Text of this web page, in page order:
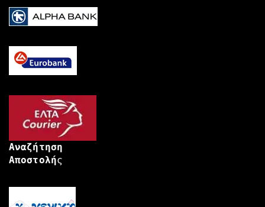
Αναζήτηση
Αποστολής